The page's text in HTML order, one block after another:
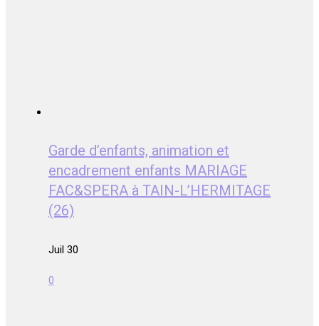
Garde d’enfants, animation et
encadrement enfants MARIAGE
FAC&SPERA à TAIN-L’HERMITAGE
(26)
Juil 30
0